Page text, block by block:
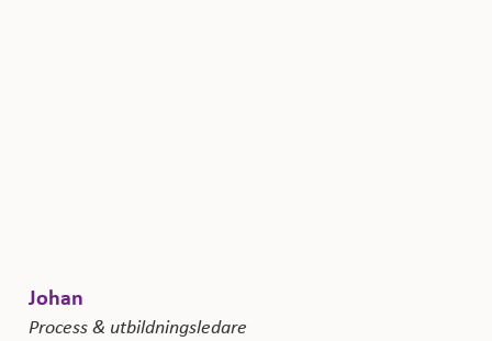
Johan
Process & utbildningsledare